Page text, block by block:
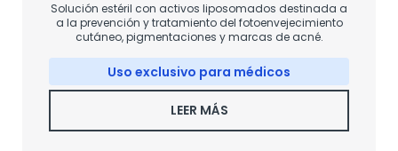
Solución estéril con activos liposomados destinada a
a la prevención y tratamiento del fotoenvejecimiento
cutáneo, pigmentaciones y marcas de acné.
Uso exclusivo para médicos
LEER MÁS